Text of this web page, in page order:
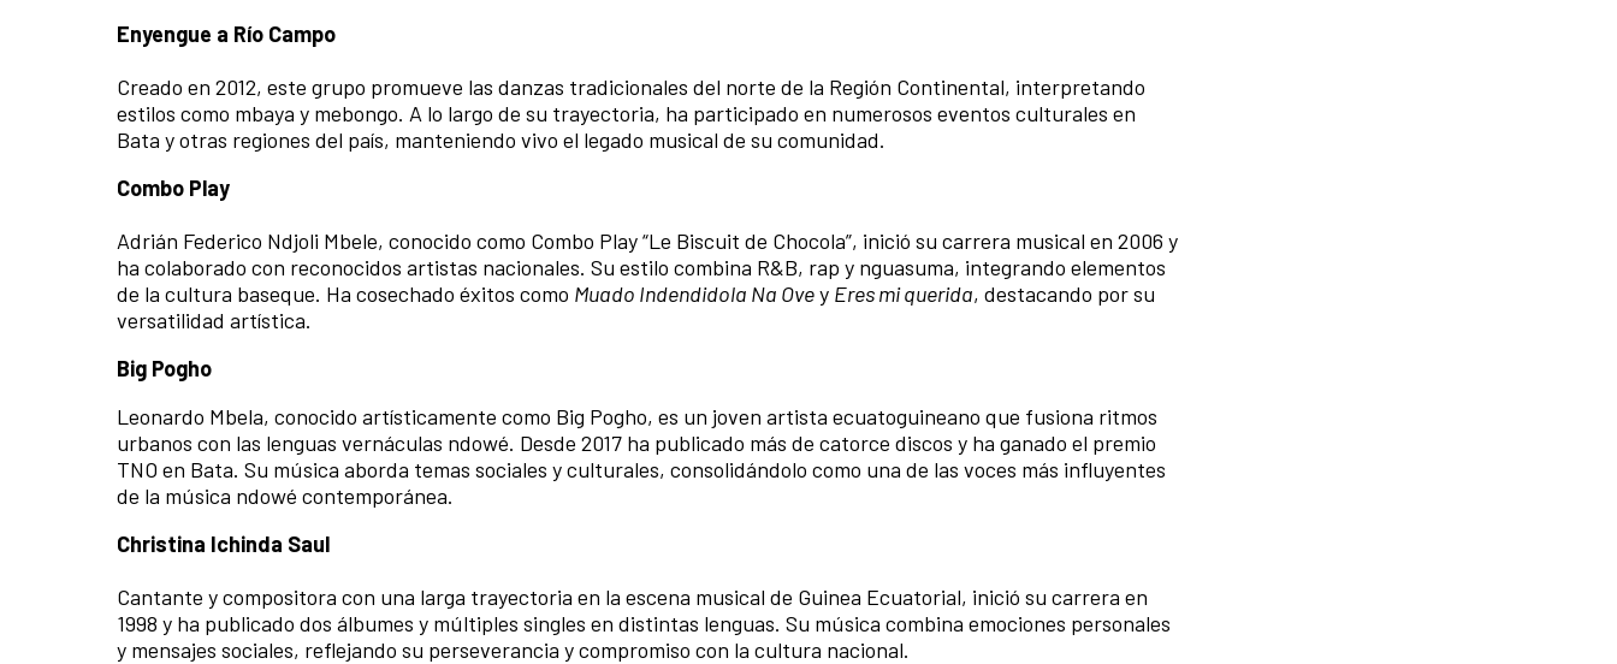
Enyengue a Río Campo
Creado en 2012, este grupo promueve las danzas tradicionales del norte de la Región Continental, interpretando
estilos como mbaya y mebongo. A lo largo de su trayectoria, ha participado en numerosos eventos culturales en
Bata y otras regiones del país, manteniendo vivo el legado musical de su comunidad.
Combo Play
Adrián Federico Ndjoli Mbele, conocido como Combo Play “Le Biscuit de Chocola”, inició su carrera musical en 2006 y
ha colaborado con reconocidos artistas nacionales. Su estilo combina R&B, rap y nguasuma, integrando elementos
de la cultura baseque. Ha cosechado éxitos como Muado Indendidola Na Ovey Eres mi querida, destacando por su
versatilidad artística.
Big Pogho
Leonardo Mbela, conocido artísticamente como Big Pogho, es un joven artista ecuatoguineano que fusiona ritmos
urbanos con las lenguas vernáculas ndowé. Desde 2017 ha publicado más de catorce discos y ha ganado el premio
TNO en Bata. Su música aborda temas sociales y culturales, consolidándolo como una de las voces más influyentes
de la música ndowé contemporánea.
Christina Ichinda Saul
Cantante y compositora con una larga trayectoria en la escena musical de Guinea Ecuatorial, inició su carrera en
1998 y ha publicado dos álbumes y múltiples singles en distintas lenguas. Su música combina emociones personales
y mensajes sociales, reflejando su perseverancia y compromiso con la cultura nacional.